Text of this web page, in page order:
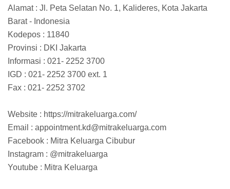
Alamat : Jl. Peta Selatan No. 1, Kalideres, Kota Jakarta
Barat - Indonesia
Kodepos : 11840
Provinsi : DKI Jakarta
Informasi : 021- 2252 3700
IGD : 021- 2252 3700 ext. 1
Fax : 021- 2252 3702
Website : https://mitrakeluarga.com/
Email : appointment.kd@mitrakeluarga.com
Facebook : Mitra Keluarga Cibubur
Instagram : @mitrakeluarga
Youtube : Mitra Keluarga